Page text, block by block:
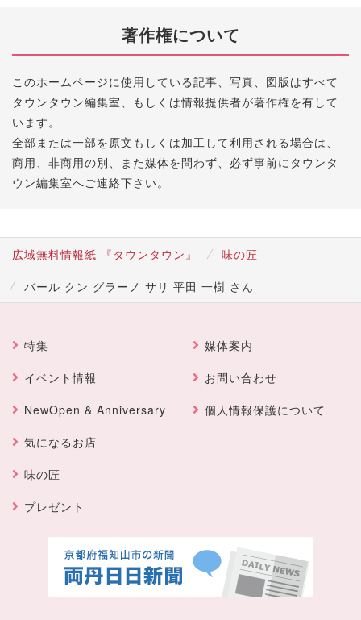
著作権について
このホームページに使用している記事、写真、図版はすべて
タウンタウン編集室、もしくは情報提供者が著作権を有して
います。
全部または一部を原文もしくは加工して利用される場合は、
商用、非商用の別、また媒体を問わず、必ず事前にタウンタ
ウン編集室へご連絡下さい。
広域無料情報紙 『タウンタウン』
味の匠
バール クン グラーノ サリ 平田 一樹 さん
特集
イベント情報
NewOpen & Anniversary
気になるお店
味の匠
プレゼント
媒体案内
お問い合わせ
個人情報保護について